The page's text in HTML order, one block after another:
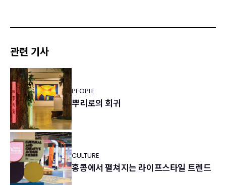
관련 기사
PEOPLE
뿌리로의 회귀
CULTURE
홍콩에서 펼쳐지는 라이프스타일 트렌드